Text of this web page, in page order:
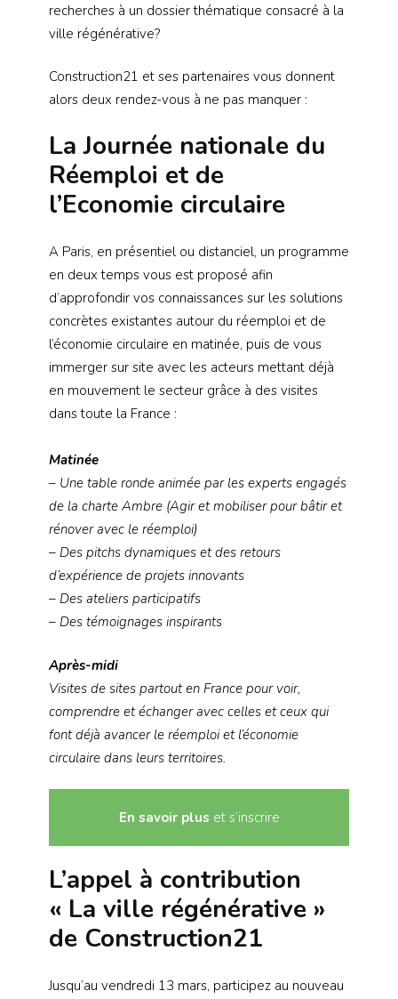
recherches à un dossier thématique consacré à la
ville régénérative?
Construction21 et ses partenaires vous donnent
alors deux rendez-vous à ne pas manquer :
La Journée nationale du
Réemploi et de
l’Economie circulaire
A Paris, en présentiel ou distanciel, un programme
en deux temps vous est proposé afin
d’approfondir vos connaissances sur les solutions
concrètes existantes autour du réemploi et de
l’économie circulaire en matinée, puis de vous
immerger sur site avec les acteurs mettant déjà
en mouvement le secteur grâce à des visites
dans toute la France :
Matinée
– Une table ronde animée par les experts engagés
de la charte Ambre (Agir et mobiliser pour bâtir et
rénover avec le réemploi)
– Des pitchs dynamiques et des retours
d’expérience de projets innovants
– Des ateliers participatifs
– Des témoignages inspirants
Après-midi
Visites de sites partout en France pour voir,
comprendre et échanger avec celles et ceux qui
font déjà avancer le réemploi et l’économie
circulaire dans leurs territoires.
En savoir plus et s’inscrire
L’appel à contribution
« La ville régénérative »
de Construction21
Jusqu’au vendredi 13 mars, participez au nouveau